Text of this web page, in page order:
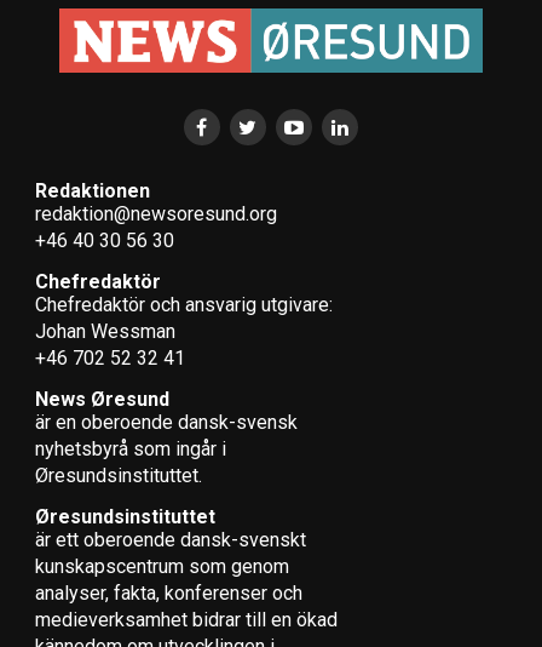
Redaktionen
redaktion@newsoresund.org
+46 40 30 56 30
Chefredaktör
Chefredaktör och ansvarig utgivare:
Johan Wessman
+46 702 52 32 41
News Øresund
är en oberoende dansk-svensk
nyhets­byrå som ingår i
Øresundsinstituttet.
Øresundsinstituttet
är ett oberoende dansk-svenskt
kunskapscentrum som genom
analyser, fakta, konferenser och
medieverksamhet bidrar till en ökad